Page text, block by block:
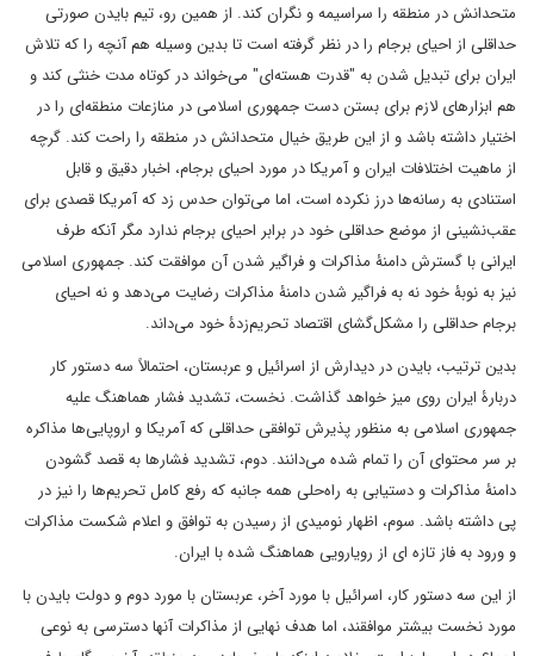
متحدانش در منطقه را سراسیمه و نگران کند. از همین رو، تیم بایدن صورتی
حداقلی از احیای برجام را در نظر گرفته است تا بدین وسیله هم آنچه را که تلاش
ایران برای تبدیل شدن به "قدرت هسته‌ای" می‌خواند در کوتاه مدت خنثی کند و
هم ابزارهای لازم برای بستن دست جمهوری اسلامی در منازعات منطقه‌ای را در
اختیار داشته باشد و از این طریق خیال متحدانش در منطقه را راحت کند. گرچه
از ماهیت اختلافات ایران و آمریکا در مورد احیای برجام، اخبار دقیق و قابل
استنادی به رسانه‌ها درز نکرده است، اما می‌توان حدس زد که آمریکا قصدی برای
عقب‌نشینی از موضع حداقلی خود در برابر احیای برجام ندارد مگر آنکه طرف
ایرانی با گسترش دامنۀ مذاکرات و فراگیر شدن آن موافقت کند. جمهوری اسلامی
نیز به نوبۀ خود نه به فراگیر شدن دامنۀ مذاکرات رضایت می‌دهد و نه احیای
برجام حداقلی را مشکل‌گشای اقتصاد تحریم‌زدۀ خود می‌داند.
بدین ترتیب، بایدن در دیدارش از اسرائیل و عربستان، احتمالاً سه دستور کار
دربارۀ ایران روی میز خواهد گذاشت. نخست، تشدید فشار هماهنگ علیه
جمهوری اسلامی به منظور پذیرش توافقی حداقلی که آمریکا و اروپایی‌ها مذاکره
بر سر محتوای آن را تمام شده می‌دانند. دوم، تشدید فشارها به قصد گشودن
دامنۀ مذاکرات و دستیابی به راه‌حلی همه جانبه که رفع کامل تحریم‌ها را نیز در
پی داشته باشد. سوم، اظهار نومیدی از رسیدن به توافق و اعلام شکست مذاکرات
و ورود به فاز تازه ای از رویارویی هماهنگ شده با ایران.
از این سه دستور کار، اسرائیل با مورد آخر، عربستان با مورد دوم و دولت بایدن با
مورد نخست بیشتر موافقند، اما هدف نهایی از مذاکرات آنها دسترسی به نوعی